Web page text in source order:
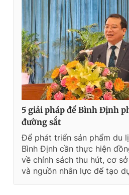
5 giải pháp để Bình Định
đường sắt
Để phát triển sản phẩm du
Bình Định cần thực hiện
về chính sách thu hút, cơ
và nguồn nhân lực để tạo